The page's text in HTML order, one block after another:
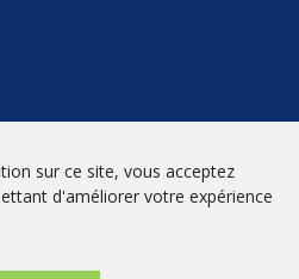
sur ce site, vous acceptez
d'améliorer votre expérience